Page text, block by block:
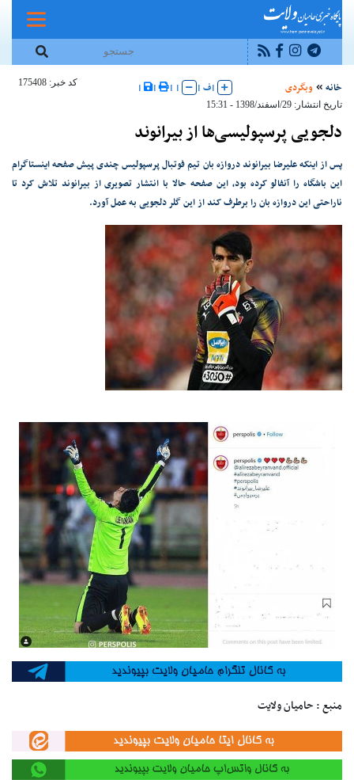
خانه وبگردی |ف |
|
|
|
|
کد خبر: 175408
تاریخ انتشار: 29/اسفند/1398 - 15:31
دلجویی پرسپولیسی‌ها از بیرانوند
پس از اینکه علیرضا بیرانوند دروازه بان تیم فوتبال پرسپولیس چندی پیش صفحه اینستاگرام
این باشگاه را آنفالو کرده بود، این صفحه حالا با انتشار تصویری از بیرانوند تلاش کرد تا
ناراحتی این دروازه بان را برطرف کند از این گلر دلجویی به عمل آورد.
منبع : حامیان ولایت